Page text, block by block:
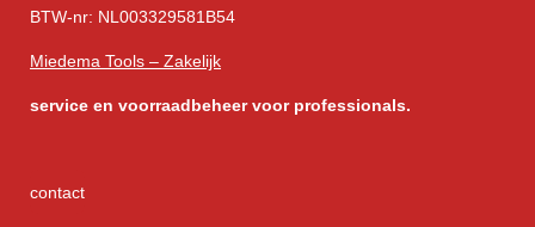
BTW-nr: NL003329581B54
Miedema Tools – Zakelijk
service en voorraadbeheer voor professionals.
contact